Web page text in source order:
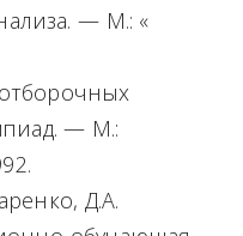
— М.: «
— М.:
Д.А.